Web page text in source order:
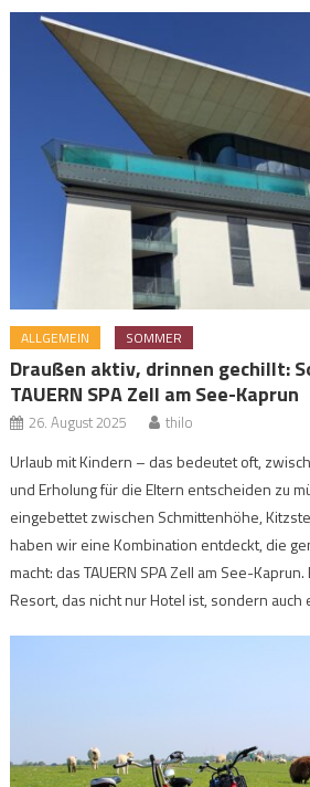
ALLGEMEIN SOMMER
Draußen aktiv, drinnen gechillt:
TAUERN SPA Zell am See-Kaprun
26. August 2025 thilo
Urlaub mit Kindern – das bedeutet oft,
und Erholung für die Eltern entscheiden zu
eingebettet zwischen Schmittenhöhe,
haben wir eine Kombination entdeckt, die
macht: das TAUERN SPA Zell am See-
Resort, das nicht nur Hotel ist, sondern